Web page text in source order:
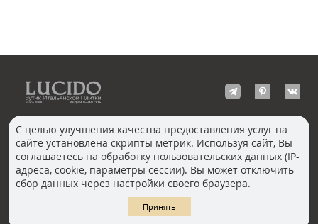
КОНТАКТЫ
Москва, Пречистенка
Волгоград
Екатеринбург
Казань
Новосибирск
Санкт-Петербург
С целью улучшения качества предоставления услуг на
сайте установлена скрипты метрик. Используя сайт, Вы
соглашаетесь на обработку пользовательских данных (IP-
адреса, cookie, параметры сессии). Вы может отключить
сбор данных через настройки своего браузера.
Принять